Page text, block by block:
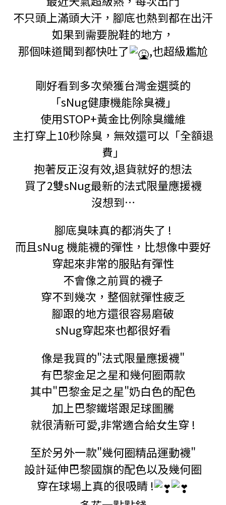
不只頭上滿頭大汗，腳底也熱到都在出汗
如果到需要脫鞋的地方，
那個味道聞到都快吐了
,也超級尷尬
剛好看到多次榮獲台灣金選獎的
「sNug健康機能除臭襪」
使用STOP+黃金比例除臭纖維
主打穿上10秒除臭，無效還可以「全額退
費」
抱著反正沒有效,退貨就好的想法
買了2雙sNug最新的法式限量應援襪
沒想到…
腳底臭味真的都消失了 !
而且sNug 機能襪的彈性，比想像中要好
穿起來非常的服貼有彈性
不會像之前買的襪子
穿不到幾次，整個就彈性疲乏
腳跟的地方還很容易磨破
sNug穿起來也都很好看
像是我買的"法式限量應援襪"
有巴黎金足之星和幾何圈兩款
其中"巴黎金足之星"奶白色的配色
加上巴黎鐵塔跟足球圖騰
就很清新可愛,非常適合給女生穿 !
至於另外一款"幾何圈精品運動襪"
設計延伸巴黎國旗的配色以及幾何圈
穿在球場上真的很吸睛 !